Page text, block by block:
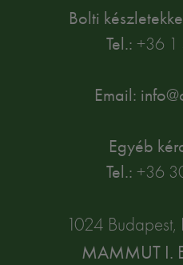
Bolti
Tel.: +36 1
Email:
Egyéb
Tel.: +36
1024
MAMMUT I.